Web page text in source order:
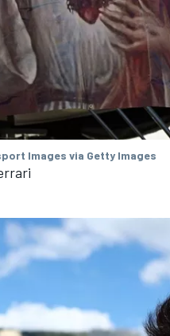
Images via Getty Images